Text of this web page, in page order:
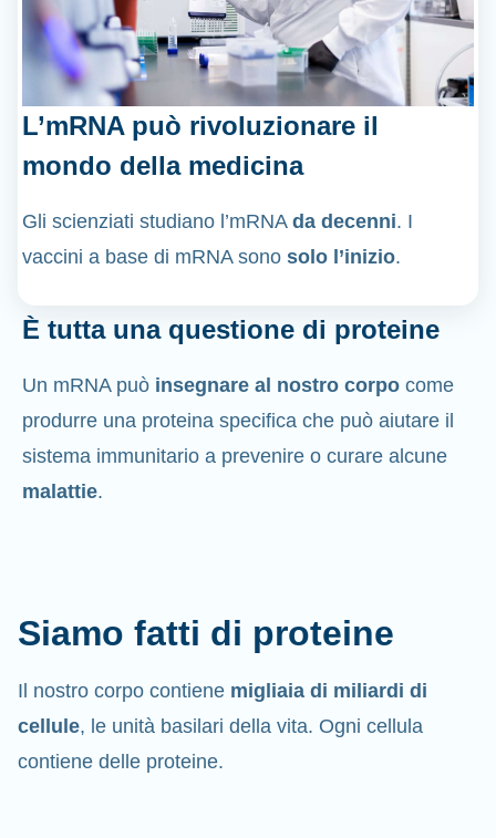
L’mRNA può rivoluzionare il
mondo della medicina
Gli scienziati studiano l’mRNA da decenni. I
vaccini a base di mRNA sono solo l’inizio.
È tutta una questione di proteine
Un mRNA può insegnare al nostro corpo come
produrre una proteina specifica che può aiutare il
sistema immunitario a prevenire o curare alcune
malattie.
Siamo fatti di proteine
Il nostro corpo contiene migliaia di miliardi di
cellule, le unità basilari della vita. Ogni cellula
contiene delle proteine.